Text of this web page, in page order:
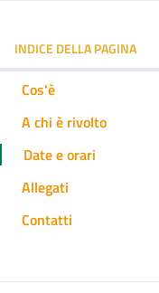
INDICE DELLA PAGINA
Cos'è
A chi è rivolto
Date e orari
Allegati
Contatti